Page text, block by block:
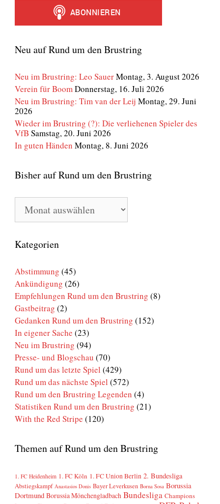
Neu auf Rund um den Brustring
Neu im Brustring: Leo SauerMontag, 3. August 2026
Verein für BoomDonnerstag, 16. Juli 2026
Neu im Brustring: Tim van der Leij Montag, 29. Juni
2026
Wieder im Brustring (?): Die verliehenen Spieler des
VfB Samstag, 20. Juni 2026
In guten Händen Montag, 8. Juni 2026
Bisher auf Rund um den Brustring
Bisher
auf
Rund
den
Brustring
Kategorien
Abstimmung (45)
Ankündigung (26)
Empfehlungen Rund um den Brustring (8)
Gastbeitrag (2)
Gedanken Rund um den Brustring (152)
In eigener Sache (23)
Neu im Brustring (94)
Presse- und Blogschau (70)
Rund um das letzte Spiel (429)
Rund um das nächste Spiel (572)
Rund um den Brustring Legenden (4)
Statistiken Rund um den Brustring (21)
With the Red Stripe (120)
Themen auf Rund um den Brustring
1. FC Heidenheim 1. FC Köln 1. FC Union Berlin 2. Bundesliga
Abstiegskampf Anastasios Donis Bayer Leverkusen Borna Sosa Borussia
Dortmund Borussia Mönchengladbach Bundesliga Champions